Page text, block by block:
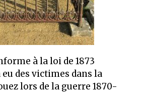
à la loi de 1873
eu des victimes dans la
lors de la guerre 1870-